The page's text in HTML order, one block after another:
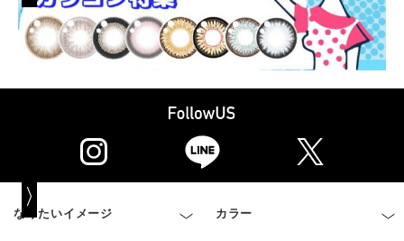
なりたいイメージ カラー